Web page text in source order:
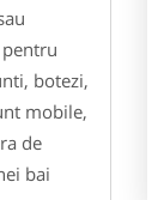
botezi,
mobile,
de
bai